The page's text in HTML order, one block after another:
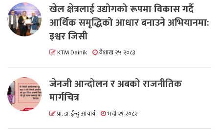
खेल क्षेत्रलाई उद्योगको रूपमा विकास गर्दै
आर्थिक समृद्धिको आधार बनाउने अभियानमा:
इश्वर जिसी
KTM Dainik वैशाख २५ २०८३
जेनजी आन्दोलन र अबको राजनीतिक
मार्गचित्र
प्रा. डा. ईन्दु आचार्य भदौ २९ २०८२